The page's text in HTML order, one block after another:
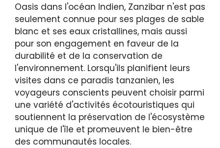
Oasis dans l'océan Indien, Zanzibar n'est pas
seulement connue pour ses plages de sable
blanc et ses eaux cristallines, mais aussi
pour son engagement en faveur de la
durabilité et de la conservation de
l'environnement. Lorsqu'ils planifient leurs
visites dans ce paradis tanzanien, les
voyageurs conscients peuvent choisir parmi
une variété d'activités écotouristiques qui
soutiennent la préservation de l'écosystème
unique de l'île et promeuvent le bien-être
des communautés locales.